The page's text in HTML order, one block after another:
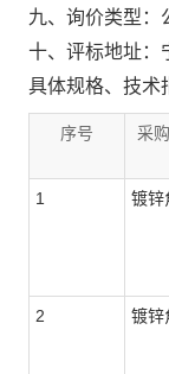
九、询价类型：
十、评标地址：
具体规格、技术
序号
采
1 镀锌
2 镀锌